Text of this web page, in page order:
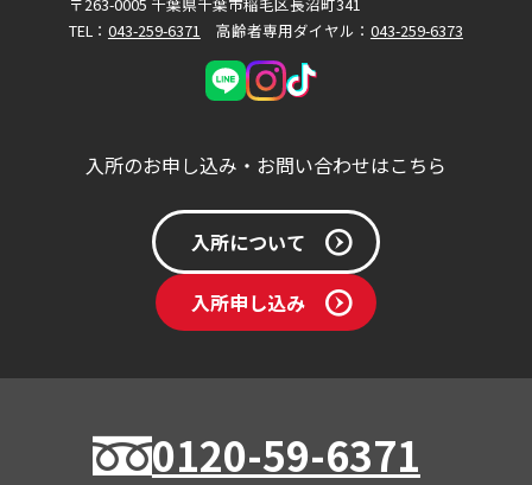
0120-59-6371
TEL： 043-259-6371 高齢者専用ダイヤル： 043-259-6373
入所のお申し込み・お問い合わせはこちら
入所について
入所申し込み